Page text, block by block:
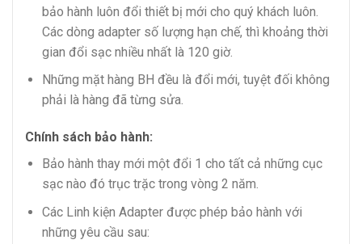
bảo hành luôn đổi thiết bị mới cho quý khách luôn.
Các dòng adapter số lượng hạn chế, thì khoảng thời
gian đổi sạc nhiều nhất là 120 giờ.
Những mặt hàng BH đều là đổi mới, tuyệt đối không
phải là hàng đã từng sửa.
Chính sách bảo hành:
Bảo hành thay mới một đổi 1 cho tất cả những cục
sạc nào đó trục trặc trong vòng 2 năm.
Các Linh kiện Adapter được phép bảo hành với
những yêu cầu sau: